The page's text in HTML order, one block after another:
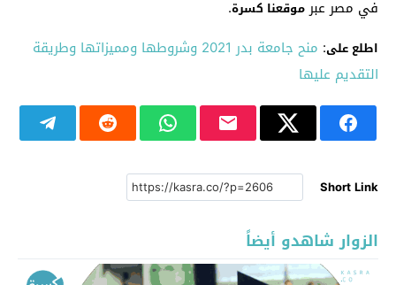
في مصر عبر موقعنا كسرة.
اطلع على:
منح جامعة بدر 2021 وشروطها ومميزاتها وطريقة
التقديم عليها
Short Link
الزوار شاهدو أيضاً